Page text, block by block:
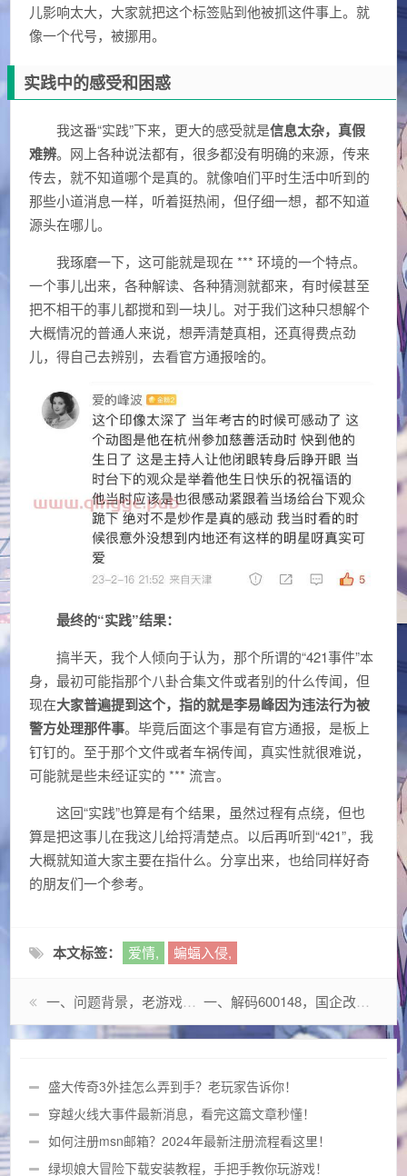
儿影响太大，大家就把这个标签贴到他被抓这件事上。就
像一个代号，被挪用。
实践中的感受和困惑
我这番“实践”下来，更大的感受就是信息太杂，真假
难辨。网上各种说法都有，很多都没有明确的来源，传来
传去，就不知道哪个是真的。就像咱们平时生活中听到的
那些小道消息一样，听着挺热闹，但仔细一想，都不知道
源头在哪儿。
我琢磨一下，这可能就是现在 *** 环境的一个特点。
一个事儿出来，各种解读、各种猜测就都来，有时候甚至
把不相干的事儿都搅和到一块儿。对于我们这种只想解个
大概情况的普通人来说，想弄清楚真相，还真得费点劲
儿，得自己去辨别，去看官方通报啥的。
最终的“实践”结果：
搞半天，我个人倾向于认为，那个所谓的“421事件”本
身，最初可能指那个八卦合集文件或者别的什么传闻，但
现在大家普遍提到这个，指的就是李易峰因为违法行为被
警方处理那件事。毕竟后面这个事是有官方通报，是板上
钉钉的。至于那个文件或者车祸传闻，真实性就很难说，
可能就是些未经证实的 *** 流言。
这回“实践”也算是有个结果，虽然过程有点绕，但也
算是把这事儿在我这儿给捋清楚点。以后再听到“421”，我
大概就知道大家主要在指什么。分享出来，也给同样好奇
的朋友们一个参考。
本文标签： 爱情, 蝙蝠入侵,
一、问题背景，老游戏与新系统的兼容性难题 一、解码600148，国企改革下的特殊样本
盛大传奇3外挂怎么弄到手？老玩家告诉你！
穿越火线大事件最新消息，看完这篇文章秒懂！
如何注册msn邮箱？2024年最新注册流程看这里！
绿坝娘大冒险下载安装教程，手把手教你玩游戏！